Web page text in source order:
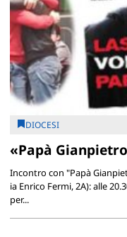
DIOCESI
«Papà
Incontro con "Papà
ia Enrico Fermi, 2A): alle
per...